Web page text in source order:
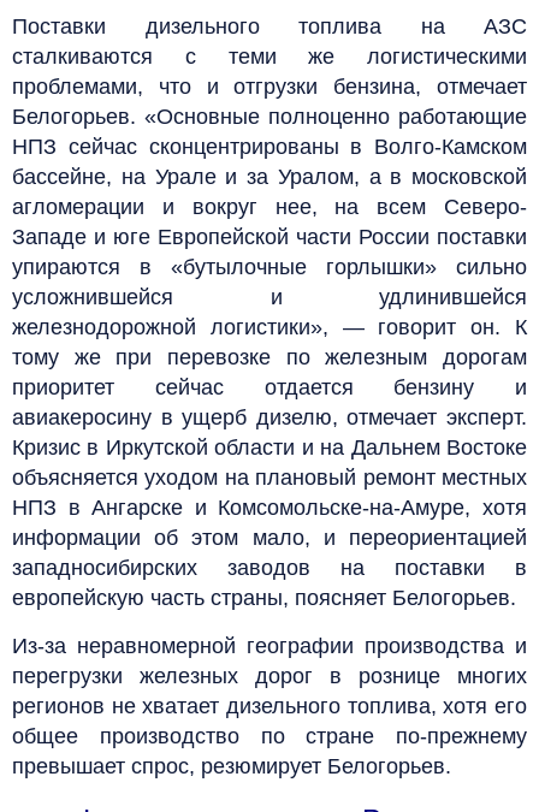
Поставки дизельного топлива на АЗС
сталкиваются с теми же логистическими
проблемами, что и отгрузки бензина, отмечает
Белогорьев. «Основные полноценно работающие
НПЗ сейчас сконцентрированы в Волго-Камском
бассейне, на Урале и за Уралом, а в московской
агломерации и вокруг нее, на всем Северо-
Западе и юге Европейской части России поставки
упираются в «бутылочные горлышки» сильно
усложнившейся и удлинившейся
железнодорожной логистики», — говорит он. К
тому же при перевозке по железным дорогам
приоритет сейчас отдается бензину и
авиакеросину в ущерб дизелю, отмечает эксперт.
Кризис в Иркутской области и на Дальнем Востоке
объясняется уходом на плановый ремонт местных
НПЗ в Ангарске и Комсомольске-на-Амуре, хотя
информации об этом мало, и переориентацией
западносибирских заводов на поставки в
европейскую часть страны, поясняет Белогорьев.
Из-за неравномерной географии производства и
перегрузки железных дорог в рознице многих
регионов не хватает дизельного топлива, хотя его
общее производство по стране по-прежнему
превышает спрос, резюмирует Белогорьев.